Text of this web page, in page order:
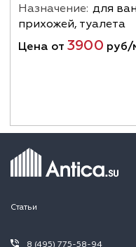
Назначение: для
прихожей, туалета
Цена от 3900 руб/
Статьи
8 (495) 775-58-94